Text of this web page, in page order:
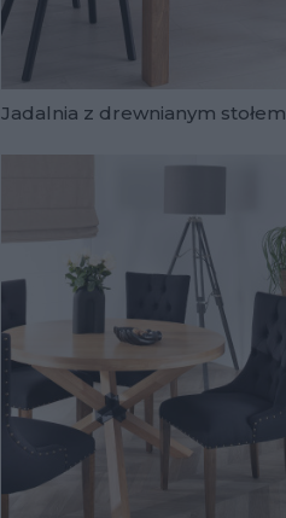
Jadalnia z drewnianym stołem